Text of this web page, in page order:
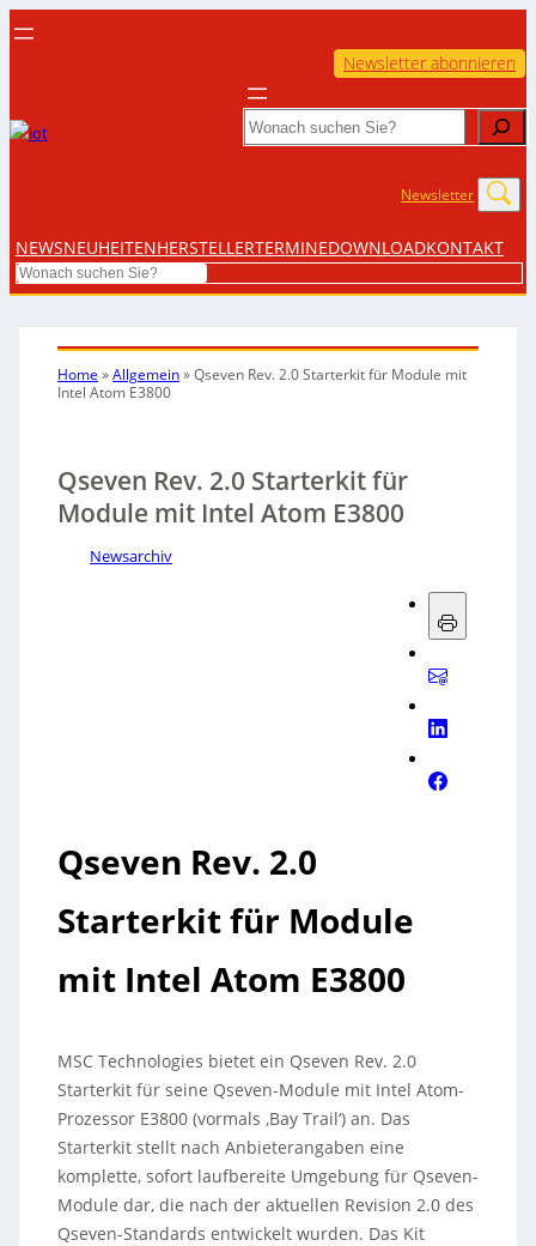
Newsletter abonnieren
Search
Newsletter
NEWSNEUHEITENHERSTELLERTERMINEDOWNLOADKONTAKT
Search
Home »Allgemein»Qseven Rev. 2.0 Starterkit für Module mit
Intel Atom E3800
Qseven Rev. 2.0 Starterkit für
Module mit Intel Atom E3800
Newsarchiv
Qseven Rev. 2.0
Starterkit für Module
mit Intel Atom E3800
MSC Technologies bietet ein Qseven Rev. 2.0
Starterkit für seine Qseven-Module mit Intel Atom-
Prozessor E3800 (vormals ‚Bay Trail‘) an. Das
Starterkit stellt nach Anbieterangaben eine
komplette, sofort laufbereite Umgebung für Qseven-
Module dar, die nach der aktuellen Revision 2.0 des
Qseven-Standards entwickelt wurden. Das Kit